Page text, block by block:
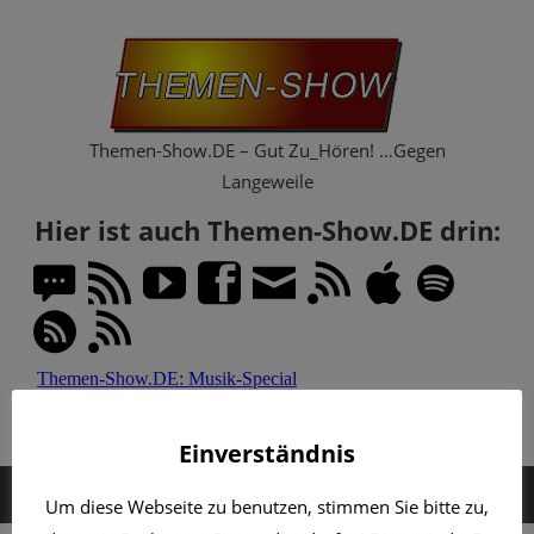
Themen-Show.DE – Gut Zu_Hören! …Gegen
Langeweile
Hier ist auch Themen-Show.DE drin:
MENÜ
Einverständnis
Um diese Webseite zu benutzen, stimmen Sie bitte zu,